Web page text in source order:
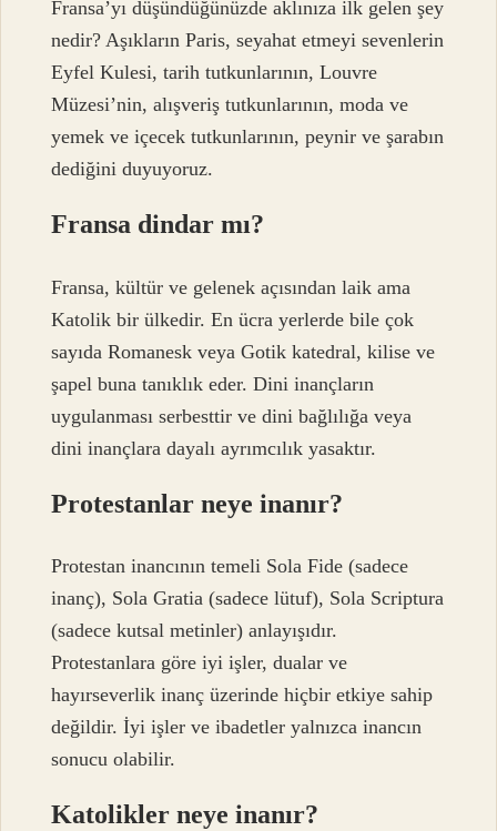
Fransa’yı düşündüğünüzde aklınıza ilk gelen şey
nedir? Aşıkların Paris, seyahat etmeyi sevenlerin
Eyfel Kulesi, tarih tutkunlarının, Louvre
Müzesi’nin, alışveriş tutkunlarının, moda ve
yemek ve içecek tutkunlarının, peynir ve şarabın
dediğini duyuyoruz.
Fransa dindar mı?
Fransa, kültür ve gelenek açısından laik ama
Katolik bir ülkedir. En ücra yerlerde bile çok
sayıda Romanesk veya Gotik katedral, kilise ve
şapel buna tanıklık eder. Dini inançların
uygulanması serbesttir ve dini bağlılığa veya
dini inançlara dayalı ayrımcılık yasaktır.
Protestanlar neye inanır?
Protestan inancının temeli Sola Fide (sadece
inanç), Sola Gratia (sadece lütuf), Sola Scriptura
(sadece kutsal metinler) anlayışıdır.
Protestanlara göre iyi işler, dualar ve
hayırseverlik inanç üzerinde hiçbir etkiye sahip
değildir. İyi işler ve ibadetler yalnızca inancın
sonucu olabilir.
Katolikler neye inanır?